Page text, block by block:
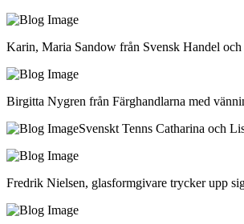
Karin, Maria Sandow från Svensk Handel
Birgitta Nygren från Färghandlarna med
Svenskt Tenns Catharina och
Fredrik Nielsen, glasformgivare trycker upp